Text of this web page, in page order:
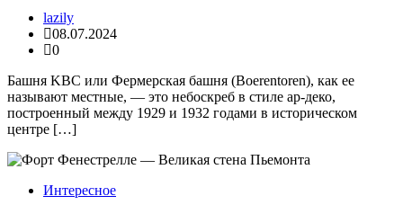
lazily
08.07.2024
0
Башня KBC или Фермерская башня (Boerentoren), как ее
называют местные, — это небоскреб в стиле ар-деко,
построенный между 1929 и 1932 годами в историческом
центре […]
Интересное